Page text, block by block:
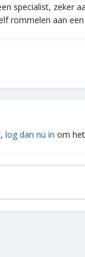
specialist, zeker
rommelen aan
log dan nu in om